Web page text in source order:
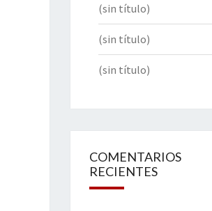
(sin título)
(sin título)
(sin título)
COMENTARIOS
RECIENTES